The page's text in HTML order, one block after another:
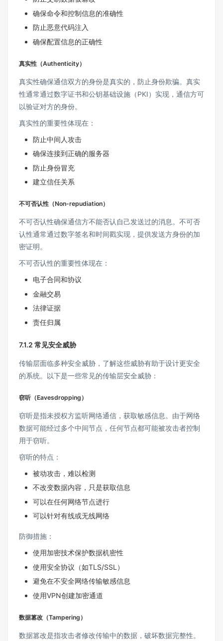
确保命令和控制信息的准确性
防止恶意代码注入
确保配置信息的正确性
真实性（Authenticity）
真实性确保通信双方的身份是真实的，防止身份欺骗。真实
性通常通过数字证书和公钥基础设施（PKI）实现，通信方可
以验证对方的身份。
真实性的重要性体现在：
防止中间人攻击
确保连接到正确的服务器
防止身份冒充
建立信任关系
不可否认性（Non-repudiation）
不可否认性确保通信方不能否认自己发送过的消息。不可否
认性通常通过数字签名和时间戳实现，提供发送方身份的加
密证明。
不可否认性的重要性体现在：
电子合同和协议
金融交易
法律证据
责任归属
7.1.2 常见安全威胁
传输层面临多种安全威胁，了解这些威胁有助于设计更安全
的系统。以下是一些常见的传输层安全威胁：
窃听（Eavesdropping）
窃听是指未授权方监听网络通信，获取敏感信息。由于网络
数据可能经过多个中间节点，任何节点都可能被攻击者控制
用于窃听。
窃听的特点：
被动攻击，难以检测
不改变数据内容，只是获取信息
可以在任何网络节点进行
可以针对有线或无线网络
防御措施：
使用加密技术保护数据机密性
使用安全协议（如TLS/SSL）
避免在不安全网络传输敏感信息
使用VPN创建加密通道
数据篡改（Tampering）
数据篡改是指攻击者修改传输中的数据，破坏数据完整性。